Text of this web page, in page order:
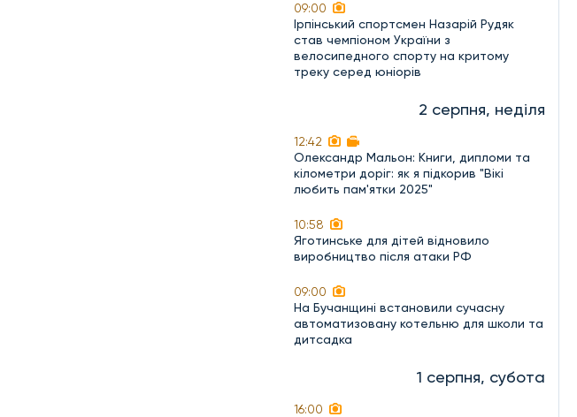
09:00
Ірпінський спортсмен Назарій Рудяк
став чемпіоном України з
велосипедного спорту на критому
треку серед юніорів
2 серпня, неділя
12:42
Олександр Мальон: Книги, дипломи та
кілометри доріг: як я підкорив "Вікі
любить пам'ятки 2025"
10:58
Яготинське для дітей відновило
виробництво після атаки РФ
09:00
На Бучанщині встановили сучасну
автоматизовану котельню для школи та
дитсадка
1 серпня, субота
16:00